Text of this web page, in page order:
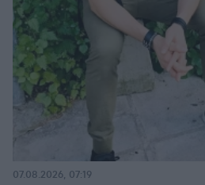
07.08.2026, 07:19